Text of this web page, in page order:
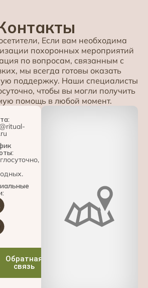
Если вам необходима
похоронных мероприятий
по вопросам, связанным с
мы всегда готовы оказать
поддержку. Наши специалисты
чтобы вы могли получить
помощь в любой момент.
Обратная
связь